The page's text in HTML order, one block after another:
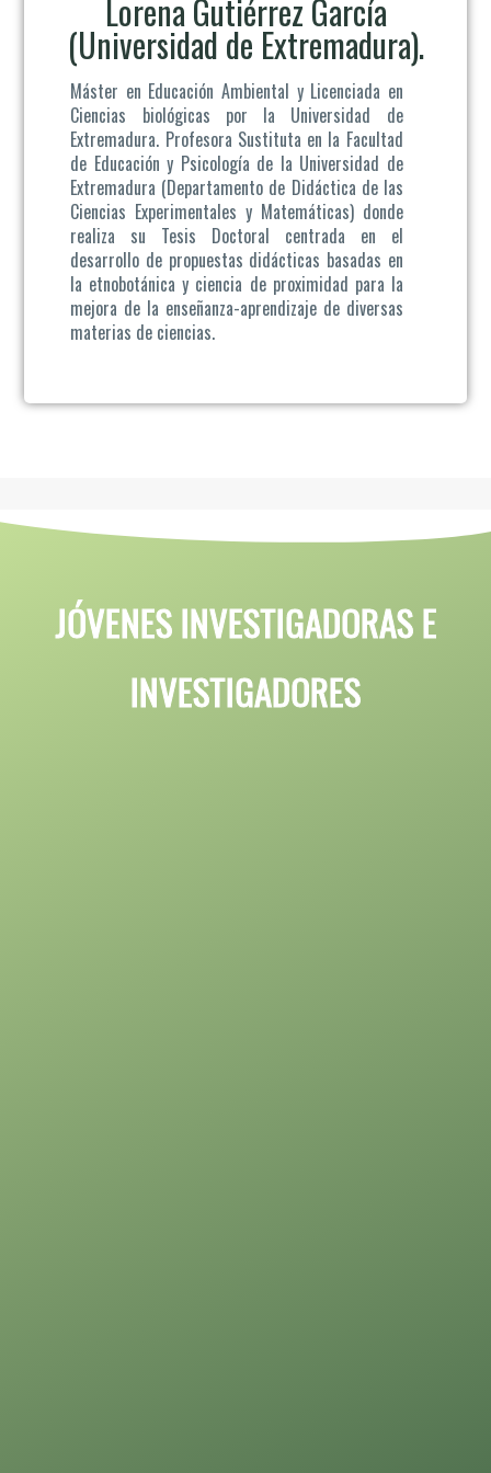
Lorena Gutiérrez García
(Universidad de Extremadura).
Máster en Educación Ambiental y Licenciada en
Ciencias biológicas por la Universidad de
Extremadura. Profesora Sustituta en la Facultad
de Educación y Psicología de la Universidad de
Extremadura (Departamento de Didáctica de las
Ciencias Experimentales y Matemáticas) donde
realiza su Tesis Doctoral centrada en el
desarrollo de propuestas didácticas basadas en
la etnobotánica y ciencia de proximidad para la
mejora de la enseñanza-aprendizaje de diversas
materias de ciencias.
JÓVENES INVESTIGADORAS E
INVESTIGADORES